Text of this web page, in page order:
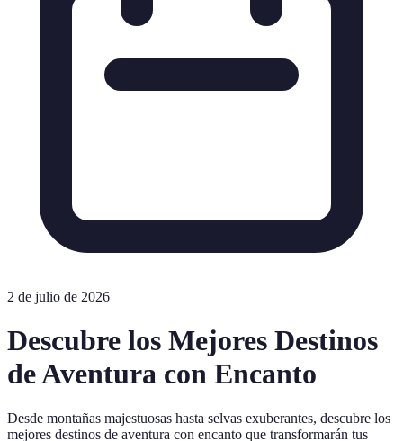
2 de julio de 2026
Descubre los Mejores Destinos
de Aventura con Encanto
Desde montañas majestuosas hasta selvas exuberantes, descubre los
mejores destinos de aventura con encanto que transformarán tus